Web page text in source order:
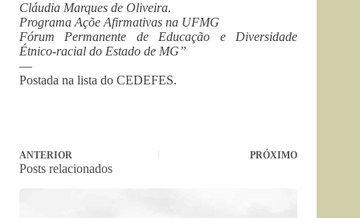
Cláudia Marques de Oliveira.
Programa Açõe Afirmativas na UFMG
Fórum Permanente de Educação e Diversidade
Étnico-racial do Estado de MG”
—
Postada na lista do CEDEFES.
ANTERIOR PRÓXIMO
Posts relacionados